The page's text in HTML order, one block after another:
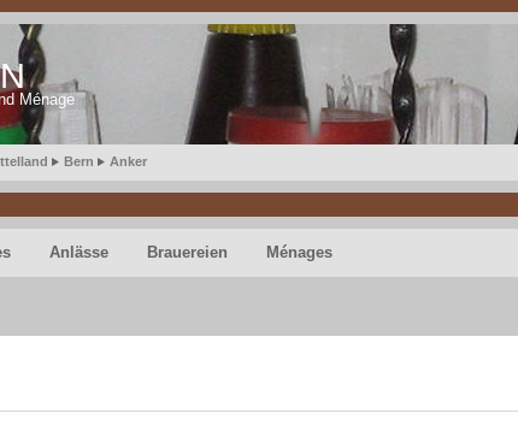
Ménage
Bern Anker
Anlässe Brauereien Ménages